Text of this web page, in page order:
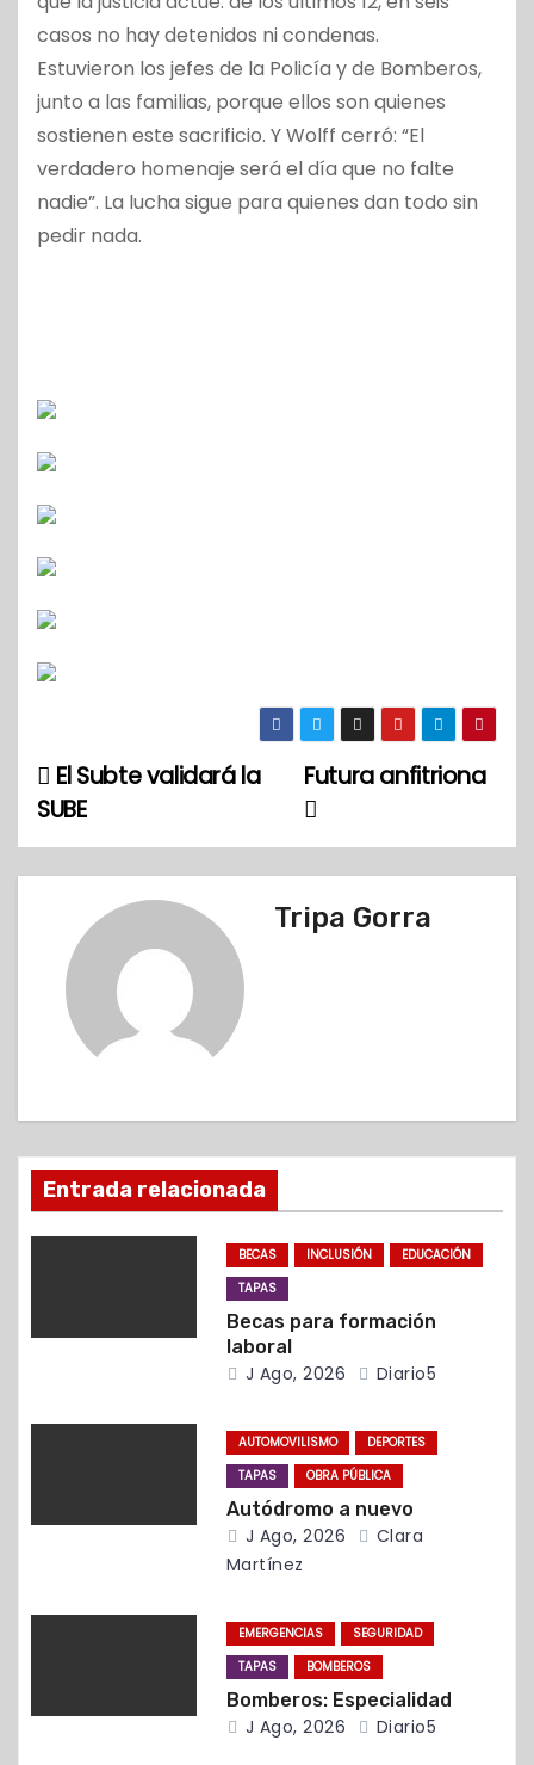
casos no hay detenidos ni condenas.
Estuvieron los jefes de la Policía y de Bomberos,
junto a las familias, porque ellos son quienes
sostienen este sacrificio. Y Wolff cerró: “El
verdadero homenaje será el día que no falte
nadie”. La lucha sigue para quienes dan todo sin
pedir nada.
N
a
v
i
ó
n
e
n
r
Futura anfitriona
El Subte validará la
SUBE
Tripa Gorra
Entrada relacionada
BECAS INCLUSIÓN
EDUCACIÓN
TAPAS
Becas para formación
laboral
J Ago, 2026 Diario5
AUTOMOVILISMO
DEPORTES
TAPAS
OBRA PÚBLICA
Autódromo a nuevo
J Ago, 2026
Clara
Martínez
EMERGENCIAS
SEGURIDAD
TAPAS
BOMBEROS
Bomberos: Especialidad
J Ago, 2026 Diario5